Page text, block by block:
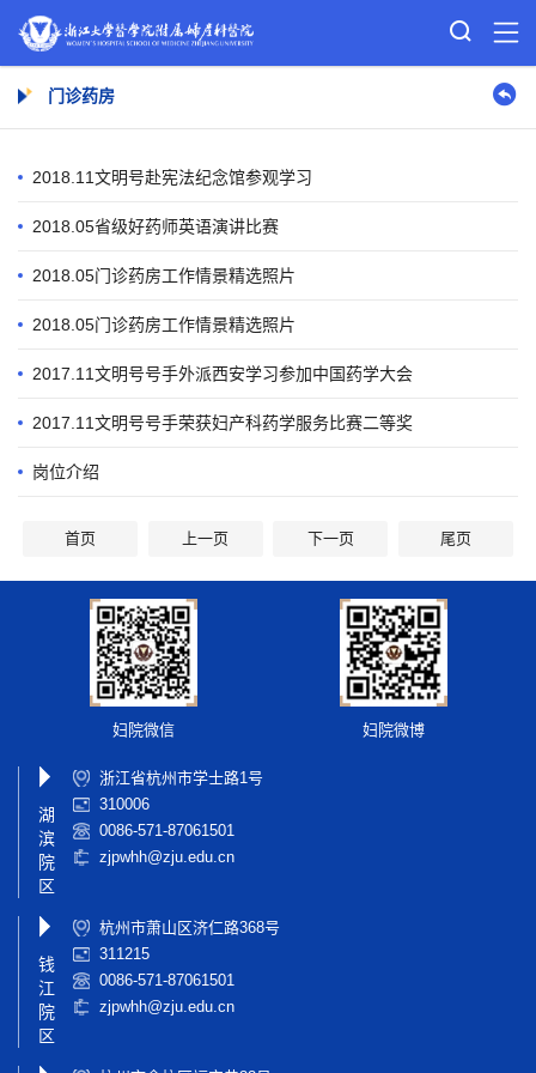
门诊药房
2018.11文明号赴宪法纪念馆参观学习
2018.05省级好药师英语演讲比赛
2018.05门诊药房工作情景精选照片
2018.05门诊药房工作情景精选照片
2017.11文明号号手外派西安学习参加中国药学大会
2017.11文明号号手荣获妇产科药学服务比赛二等奖
岗位介绍
首页 上一页 下一页 尾页
妇院微信 妇院微博
湖
滨
院
区
浙江省杭州市学士路1号
310006
0086-571-87061501
zjpwhh@zju.edu.cn
钱
江
院
区
杭州市萧山区济仁路368号
311215
0086-571-87061501
zjpwhh@zju.edu.cn